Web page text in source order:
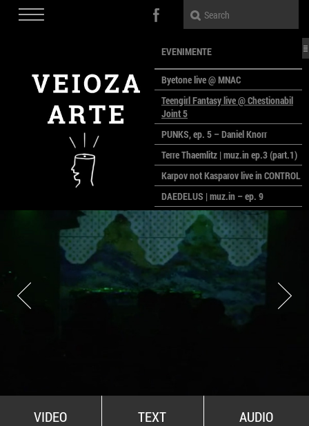
EVENIMENTE
Byetone live @ MNAC
Teengirl Fantasy live @ Chestionabil
Joint 5
PUNKS, ep. 5 – Daniel Knorr
Terre Thaemlitz | muz.in ep.3 (part.1)
Karpov not Kasparov live in CONTROL
DAEDELUS | muz.in – ep. 9
LALELE, LALELE – prima premieră a
anului la MACAZ
CinePOLSKA – filme poloneze la
București
PEOPLE OF ROMANIA se lansează la
galeria Simeza
All Stars For Outernational
VIDEO TEXT AUDIO